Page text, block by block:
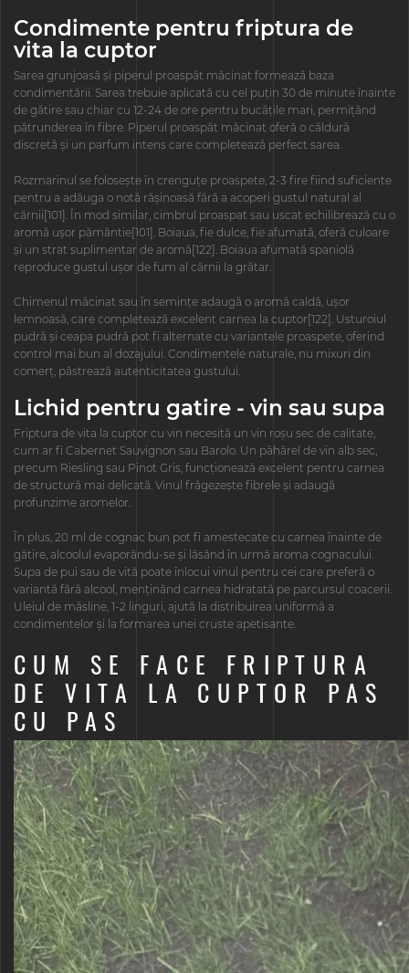
Condimente pentru friptura de
vita la cuptor
Sarea grunjoasă și piperul proaspăt măcinat formează baza
condimentării. Sarea trebuie aplicată cu cel puțin 30 de minute înainte
de gătire sau chiar cu 12-24 de ore pentru bucățile mari, permițând
pătrunderea în fibre. Piperul proaspăt măcinat oferă o căldură
discretă și un parfum intens care completează perfect sarea.
Rozmarinul se folosește în crenguțe proaspete, 2-3 fire fiind suficiente
pentru a adăuga o notă rășinoasă fără a acoperi gustul natural al
cărnii[101]. În mod similar, cimbrul proaspat sau uscat echilibrează cu o
aromă ușor pământie[101]. Boiaua, fie dulce, fie afumată, oferă culoare
și un strat suplimentar de aromă[122]. Boiaua afumată spaniolă
reproduce gustul ușor de fum al cărnii la grătar.
Chimenul măcinat sau în semințe adaugă o aromă caldă, ușor
lemnoasă, care completează excelent carnea la cuptor[122]. Usturoiul
pudră și ceapa pudră pot fi alternate cu variantele proaspete, oferind
control mai bun al dozajului. Condimentele naturale, nu mixuri din
comerț, păstrează autenticitatea gustului.
Lichid pentru gatire - vin sau supa
Friptura de vita la cuptor cu vin necesită un vin roșu sec de calitate,
cum ar fi Cabernet Sauvignon sau Barolo. Un păhărel de vin alb sec,
precum Riesling sau Pinot Gris, funcționează excelent pentru carnea
de structură mai delicată. Vinul frăgezește fibrele și adaugă
profunzime aromelor.
În plus, 20 ml de cognac bun pot fi amestecate cu carnea înainte de
gătire, alcoolul evaporându-se și lăsând în urmă aroma cognacului.
Supa de pui sau de vită poate înlocui vinul pentru cei care preferă o
variantă fără alcool, menținând carnea hidratată pe parcursul coacerii.
Uleiul de măsline, 1-2 linguri, ajută la distribuirea uniformă a
condimentelor și la formarea unei cruste apetisante.
CUM SE FACE FRIPTURA
DE VITA LA CUPTOR PAS
CU PAS